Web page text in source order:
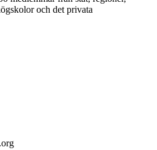
och det privata